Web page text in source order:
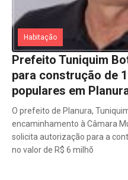
Habitação
Prefeito Tuniquim
para construção de
populares em
O prefeito de Planura,
encaminhamento à Câmara
solicita autorização para a
no valor de R$ 6 milhõ